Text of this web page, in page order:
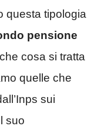
questa tipologia
pensione
cosa si tratta
quelle che
sui
suo